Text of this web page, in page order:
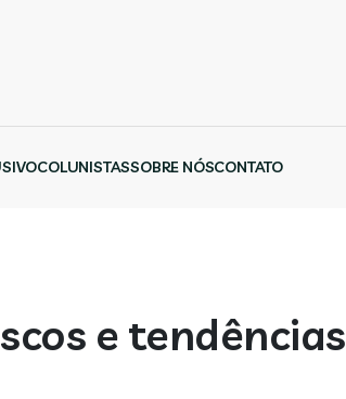
COLUNISTASSOBRE NÓSCONTATO
e tendências